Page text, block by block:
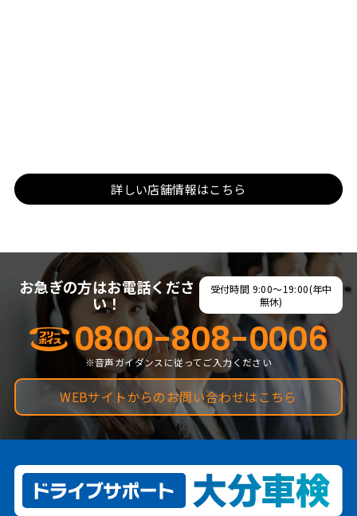
詳しい店舗情報はこちら
お急ぎの方はお電話くださ
い！
受付時間 9:00～19:00(年中
無休)
0800-808-0006
※音声ガイダンスに従ってご入力ください
WEBサイトからのお問い合わせはこちら